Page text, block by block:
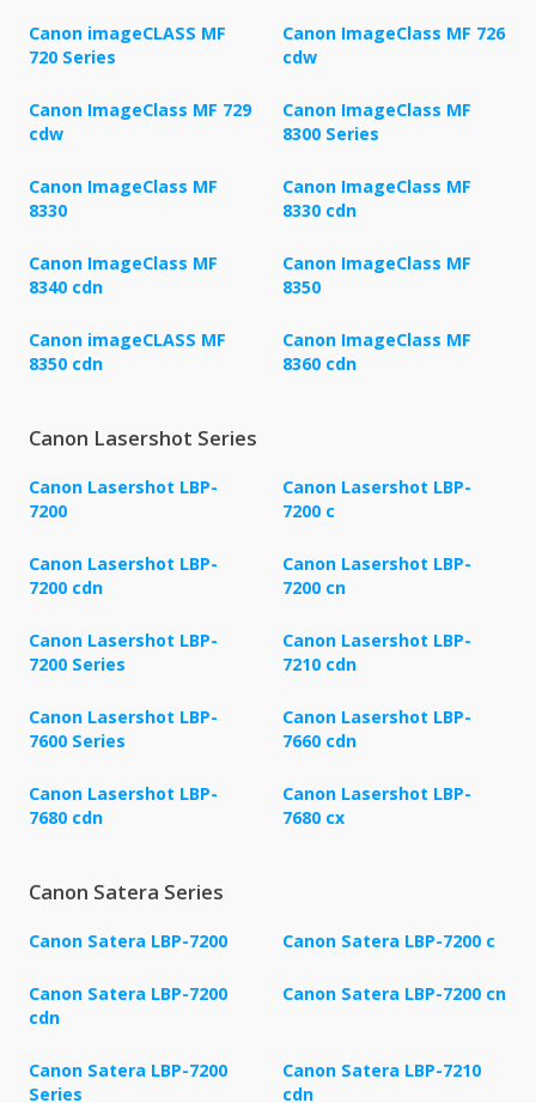
Canon imageCLASS MF
720 Series
Canon ImageClass MF 726
cdw
Canon ImageClass MF 729
cdw
Canon ImageClass MF
8300 Series
Canon ImageClass MF
8330
Canon ImageClass MF
8330 cdn
Canon ImageClass MF
8340 cdn
Canon ImageClass MF
8350
Canon imageCLASS MF
8350 cdn
Canon ImageClass MF
8360 cdn
Canon Lasershot Series
Canon Lasershot LBP-
7200
Canon Lasershot LBP-
7200 c
Canon Lasershot LBP-
7200 cdn
Canon Lasershot LBP-
7200 cn
Canon Lasershot LBP-
7200 Series
Canon Lasershot LBP-
7210 cdn
Canon Lasershot LBP-
7600 Series
Canon Lasershot LBP-
7660 cdn
Canon Lasershot LBP-
7680 cdn
Canon Lasershot LBP-
7680 cx
Canon Satera Series
Canon Satera LBP-7200 Canon Satera LBP-7200 c
Canon Satera LBP-7200
cdn
Canon Satera LBP-7200 cn
Canon Satera LBP-7200
Series
Canon Satera LBP-7210
cdn